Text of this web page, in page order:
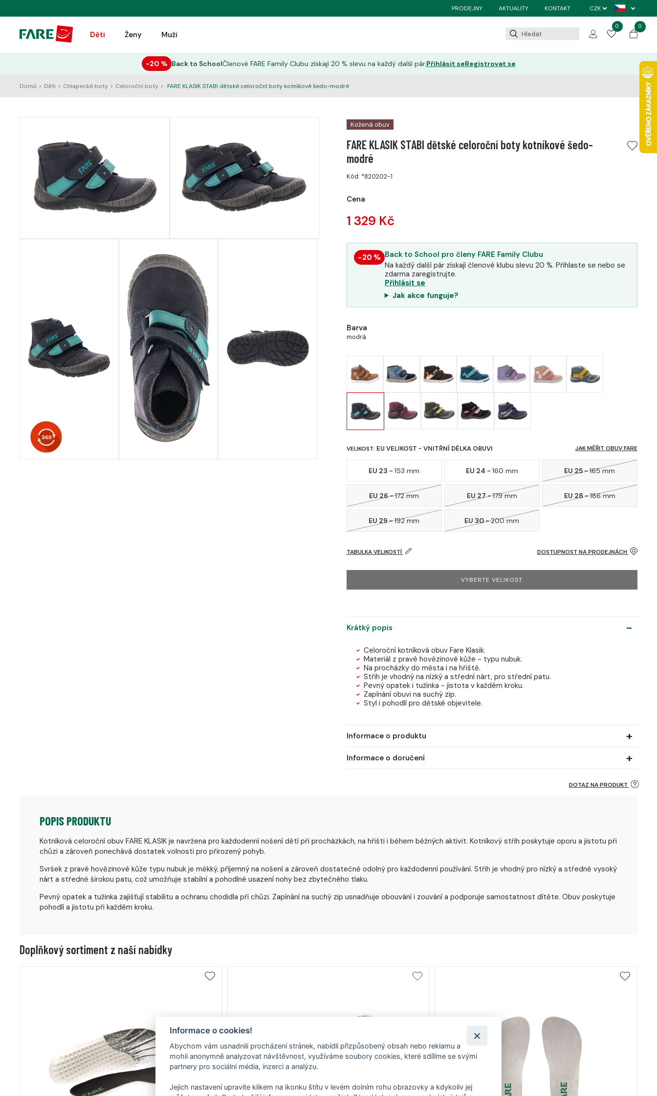
PRODEJNY AKTUALITY KONTAKT
Děti Ženy Muži
0 0
−20 % Back to SchoolČlenové FARE Family Clubu získají 20 % slevu na každý další pár.Přihlásit seRegistrovat se
Domů > Děti > Chlapecké boty > Celoroční boty > FARE KLASIK STABI dětské celoroční boty kotníkové šedo-modré
Kožená obuv
FARE KLASIK STABI dětské celoroční boty kotníkové šedo-
modré
Kód: *820202-1
Cena
1 329 Kč
−20 % Back to School pro členy FARE Family Clubu
Na každý další pár získají členové klubu slevu 20 %. Přihlaste se nebo se
zdarma zaregistrujte.
Přihlásit se
Jak akce funguje?
Barva
modrá
VELIKOST: EU VELIKOST - VNITŘNÍ DÉLKA OBUVI JAK MĚŘIT OBUV FARE
EU 23 -153 mm EU 24 - 160 mm EU 25 -165 mm
EU 26 -172 mm EU 27 -179 mm EU 28 -186 mm
EU 29 -192 mm EU 30 -200 mm
TABULKA VELIKOSTÍ DOSTUPNOST NA PRODEJNÁCH
VYBERTE VELIKOST
Krátký popis
Celoroční kotníková obuv Fare Klasik.
Materiál z pravé hovězinové kůže - typu nubuk.
Na procházky do města i na hřiště.
Střih je vhodný na nízký a střední nárt, pro střední patu.
Pevný opatek i tužinka - jistota v každém kroku.
Zapínání obuvi na suchý zip.
Styl i pohodlí pro dětské objevitele.
Informace o produktu
Informace o doručení
DOTAZ NA PRODUKT
POPIS PRODUKTU
Kotníková celoroční obuv FARE KLASIK je navržena pro každodenní nošení dětí při procházkách, na hřišti i během běžných aktivit. Kotníkový střih poskytuje oporu a jistotu při
chůzi a zároveň ponechává dostatek volnosti pro přirozený pohyb.
Svršek z pravé hovězinové kůže typu nubuk je měkký, příjemný na nošení a zároveň dostatečně odolný pro každodenní používání. Střih je vhodný pro nízký a středně vysoký
nárt a středně širokou patu, což umožňuje stabilní a pohodlné usazení nohy bez zbytečného tlaku.
Pevný opatek a tužinka zajišťují stabilitu a ochranu chodidla při chůzi. Zapínání na suchý zip usnadňuje obouvání i zouvání a podporuje samostatnost dítěte. Obuv poskytuje
pohodlí a jistotu při každém kroku.
Doplňkový sortiment z naší nabídky
Informace o cookies!
Abychom vám usnadnili procházení stránek, nabídli přizpůsobený obsah nebo reklamu a
mohli anonymně analyzovat návštěvnost, využíváme soubory cookies, které sdílíme se svými
partnery pro sociální média, inzerci a analýzu.
Jejich nastavení upravíte klikem na ikonku štítu v levém dolním rohu obrazovky a kdykoliv jej